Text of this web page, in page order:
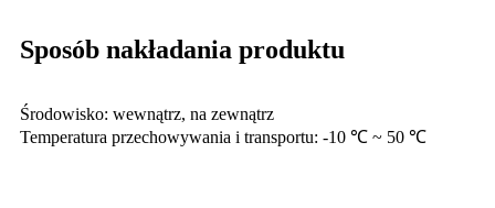
Sposób nakładania produktu
Środowisko: wewnątrz, na zewnątrz
Temperatura przechowywania i transportu: -10 ℃ ~ 50 ℃